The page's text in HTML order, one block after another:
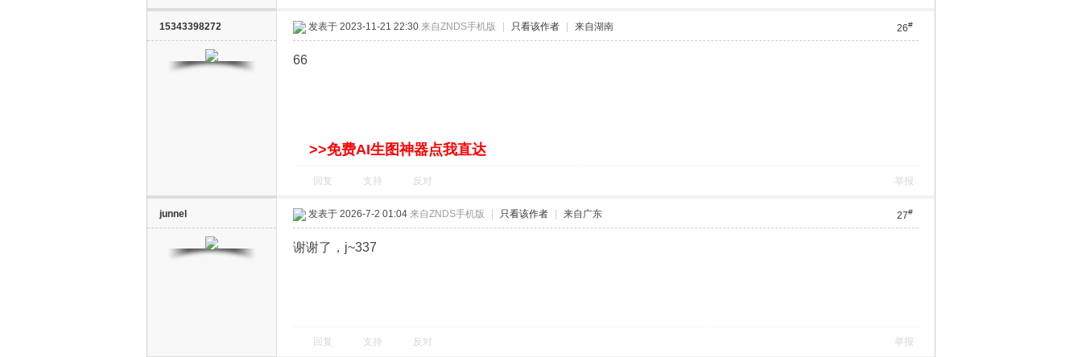
15343398272 26#
发表于 2023-11-21 22:30 来自ZNDS手机版 只看该作者 来自湖南
66
>>免费AI生图神器点我直达
回复 支持 反对 举报
junnel 27#
发表于 2026-7-2 01:04 来自ZNDS手机版 只看该作者 来自广东
谢谢了，j~337
回复 支持 反对 举报